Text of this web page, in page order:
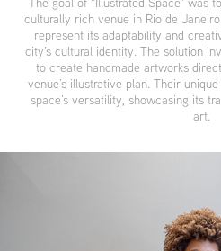
culturally rich venue in Rio de
represent its adaptability and
city’s cultural identity. The solution
to create handmade artworks
venue’s illustrative plan. Their
space’s versatility, showcasing its
art.